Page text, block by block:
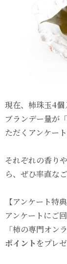
現在、柿珠玉4個
ブランデー量が
ただくアンケー
それぞれの香り
ら、ぜひ率直な
【アンケート特典
アンケートにご
「柿の専門オン
ポイント をプレ